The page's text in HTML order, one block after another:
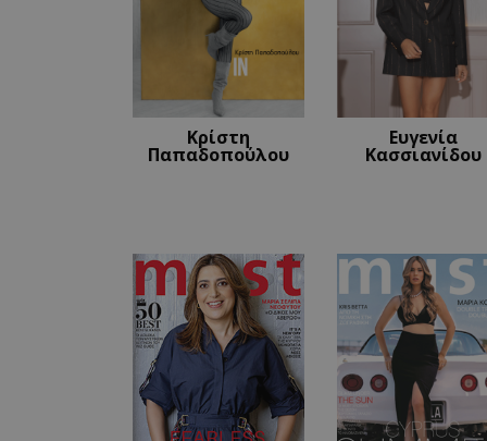
Κρίστη
Παπαδοπούλου
Ευγενία
Κασσιανίδου
LangCookie
PHPSESSID
PHPSESSID